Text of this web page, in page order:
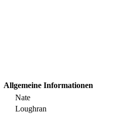
Allgemeine Informationen
Nate
Loughran